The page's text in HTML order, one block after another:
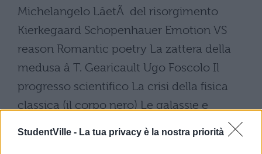
StudentVille - La tua privacy è la nostra priorità
Michelangelo LâetÃ del risorgimento
Kierkegaard Schopenhauer Emotion VS
reason Romantic poetry La zattera della
medusa â T. Gearicault Ugo Foscolo Il
progresso scientifico La crisi della fisica
classica (il corpo nero) Le galassie e
lâuniverso Seneca: de tranquillitate animi